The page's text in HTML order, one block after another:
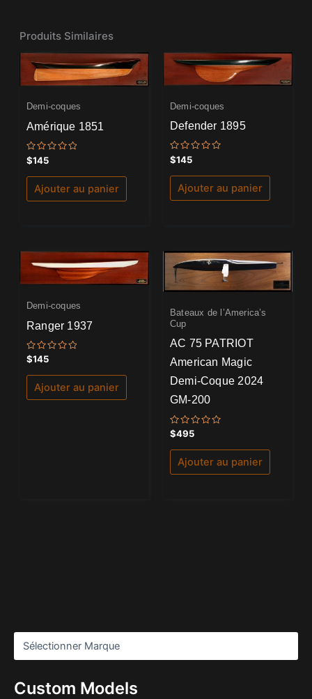
Custom Models
Produits Similaires
Demi-coques
Amérique 1851
Note
0
sur
$145
Ajouter au panier
Demi-coques
Defender 1895
Note
0
sur
$145
Ajouter au panier
Demi-coques
Ranger 1937
Note
0
sur
$145
Ajouter au panier
Bateaux de l’America’s
Cup
AC 75 PATRIOT
American Magic
Demi-Coque 2024
GM-200
Note
0
sur
$495
Ajouter au panier